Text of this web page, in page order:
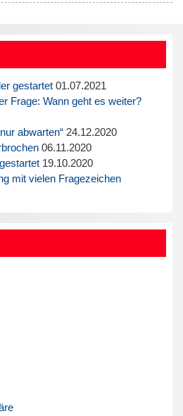
gestartet 01.07.2021
Frage: Wann geht es weiter?
abwarten“ 24.12.2020
06.11.2020
19.10.2020
mit vielen Fragezeichen